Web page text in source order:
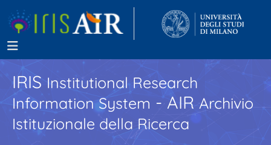
IRISInstitutional Research
Information System - AIR Archivio
Istituzionale della Ricerca